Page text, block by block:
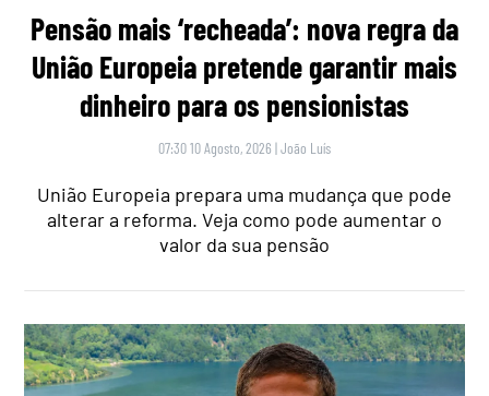
Pensão mais ‘recheada’: nova regra da
União Europeia pretende garantir mais
dinheiro para os pensionistas
07:30 10 Agosto, 2026 |João Luís
União Europeia prepara uma mudança que pode
alterar a reforma. Veja como pode aumentar o
valor da sua pensão